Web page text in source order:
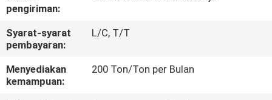
BERITA
QUOTE
pengiriman:
Syarat-syarat
pembayaran:
L/C, T/T
Menyediakan
kemampuan:
200 Ton/Ton per Bulan